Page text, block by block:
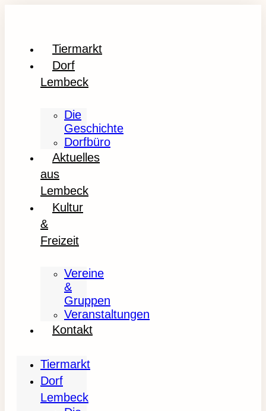
Tiermarkt
Dorf
Lembeck
Die
Geschichte
Dorfbüro
Aktuelles
aus
Lembeck
Kultur
&
Freizeit
Vereine
&
Gruppen
Veranstaltungen
Kontakt
Tiermarkt
Dorf
Lembeck